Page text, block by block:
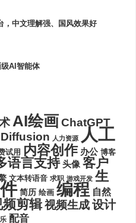
，中文理解强、国风效果好
AI智能体
AI绘画ChatGPT
人力资源 人工
试用 内容创作 办公 博客
语言支持 头像 客户
文本转语音 求职 游戏开发 生
简历 绘画 编程 自然
频剪辑视频生成设计
配音